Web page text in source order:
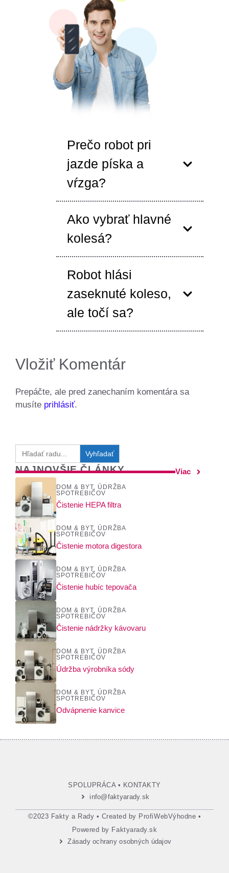
Prečo robot pri
jazde píska a
vŕzga?
Ako vybrať hlavné
kolesá?
Robot hlási
zaseknuté koleso,
ale točí sa?
Vložiť Komentár
Prepáčte, ale pred zanechaním komentára sa
musíte prihlásiť.
for:
NAJNOVŠIE ČLÁNKY Viac
DOM & BYT, ÚDRŽBA
SPOTREBIČOV
Čistenie HEPA filtra
DOM & BYT, ÚDRŽBA
SPOTREBIČOV
Čistenie motora digestora
DOM & BYT, ÚDRŽBA
SPOTREBIČOV
Čistenie hubíc tepovača
DOM & BYT, ÚDRŽBA
SPOTREBIČOV
Čistenie nádržky kávovaru
DOM & BYT, ÚDRŽBA
SPOTREBIČOV
Údržba výrobníka sódy
DOM & BYT, ÚDRŽBA
SPOTREBIČOV
Odvápnenie kanvice
SPOLUPRÁCA• KONTAKTY
info@faktyarady.sk
©2023 Fakty a Rady • Created by ProfiWebVýhodne •
Powered by Faktyarady.sk
Zásady ochrany osobných údajov